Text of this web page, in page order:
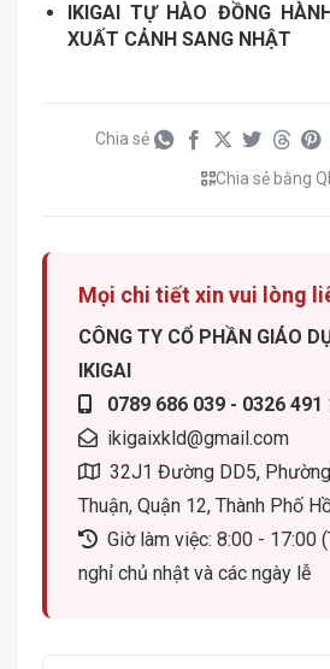
IKIGAI TỰ HÀO ĐỒNG
XUẤT CẢNH SANG NHẬT
Chia sẻ
Chia sẻ bằng
Mọi chi tiết xin vui lòng
CÔNG TY CỔ PHẦN GIÁO
IKIGAI
0789 686 039 - 0326 491
ikigaixkld@gmail.com
32J1 Đường DD5,
Thuận, Quận 12, Thành Phố
Giờ làm việc: 8:00 - 17:00
nghỉ chủ nhật và các ngày lễ